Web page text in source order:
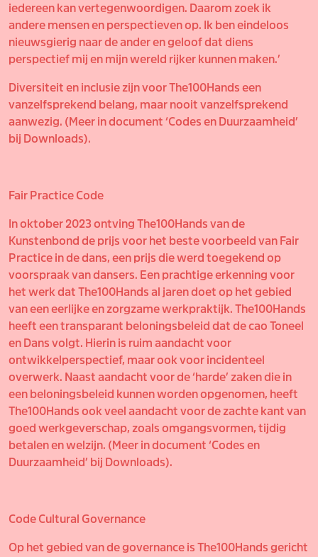
iedereen kan vertegenwoordigen. Daarom zoek ik
andere mensen en perspectieven op. Ik ben eindeloos
nieuwsgierig naar de ander en geloof dat diens
perspectief mij en mijn wereld rijker kunnen maken.’
Diversiteit en inclusie zijn voor The100Hands een
vanzelfsprekend belang, maar nooit vanzelfsprekend
aanwezig. (Meer in document ‘Codes en Duurzaamheid’
bij Downloads).
Fair Practice Code
In oktober 2023 ontving The100Hands van de
Kunstenbond de prijs voor het beste voorbeeld van Fair
Practice in de dans, een prijs die werd toegekend op
voorspraak van dansers. Een prachtige erkenning voor
het werk dat The100Hands al jaren doet op het gebied
van een eerlijke en zorgzame werkpraktijk. The100Hands
heeft een transparant beloningsbeleid dat de cao Toneel
en Dans volgt. Hierin is ruim aandacht voor
ontwikkelperspectief, maar ook voor incidenteel
overwerk. Naast aandacht voor de ‘harde’ zaken die in
een beloningsbeleid kunnen worden opgenomen, heeft
The100Hands ook veel aandacht voor de zachte kant van
goed werkgeverschap, zoals omgangsvormen, tijdig
betalen en welzijn. (Meer in document ‘Codes en
Duurzaamheid’ bij Downloads).
Code Cultural Governance
Op het gebied van de governance is The100Hands gericht